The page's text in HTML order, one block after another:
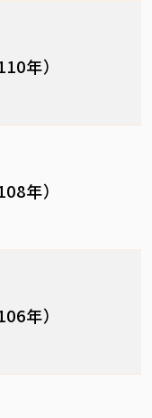
年）
年）
年）